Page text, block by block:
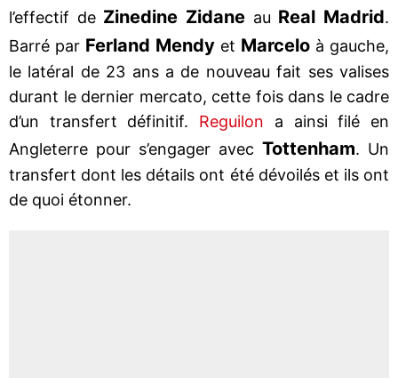
l’effectif de Zinedine Zidane au Real Madrid.
Barré par Ferland Mendy et Marcelo à gauche,
le latéral de 23 ans a de nouveau fait ses valises
durant le dernier mercato, cette fois dans le cadre
d’un transfert définitif. Reguilon a ainsi filé en
Angleterre pour s’engager avec Tottenham. Un
transfert dont les détails ont été dévoilés et ils ont
de quoi étonner.